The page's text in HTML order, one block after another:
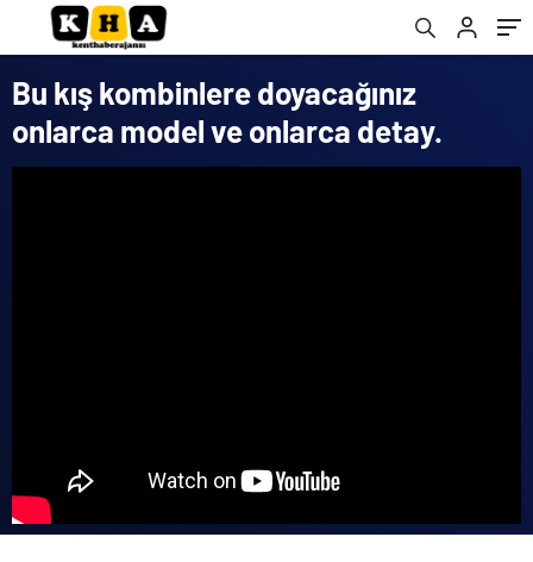
Bu kış kombinlere doyacağınız
onlarca model ve onlarca detay.